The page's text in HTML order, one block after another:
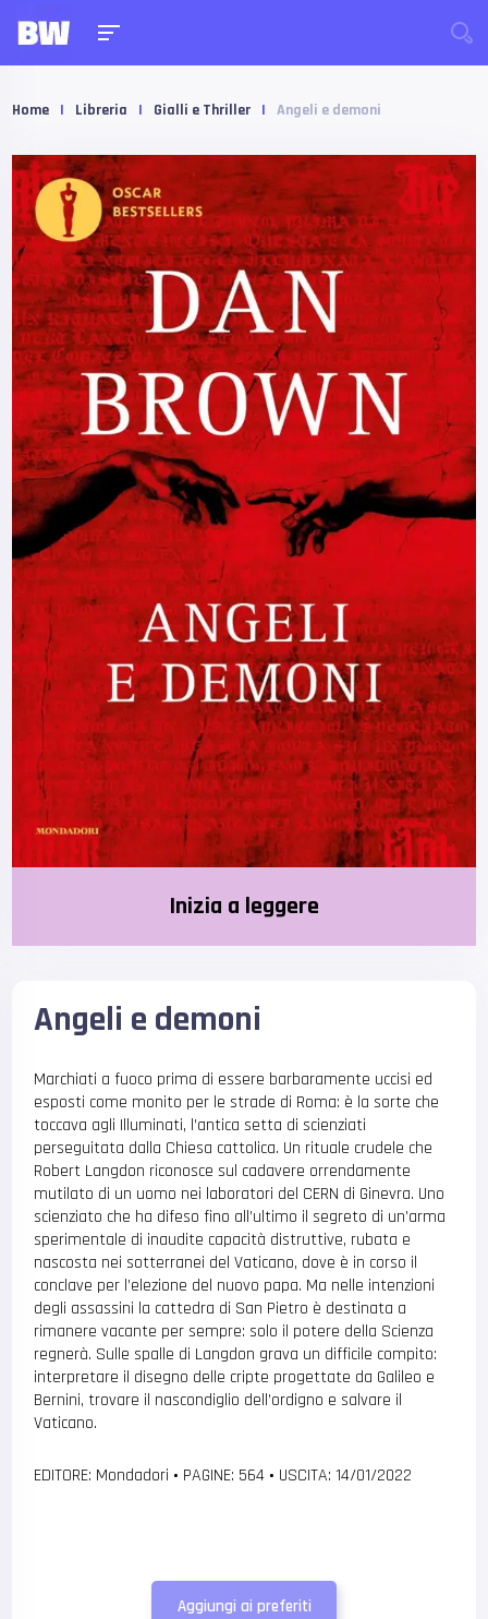
Home | Libreria | Gialli e Thriller | Angeli e demoni
Inizia a leggere
Angeli e demoni
Marchiati a fuoco prima di essere barbaramente uccisi ed
esposti come monito per le strade di Roma: è la sorte che
toccava agli Illuminati, l’antica setta di scienziati
perseguitata dalla Chiesa cattolica. Un rituale crudele che
Robert Langdon riconosce sul cadavere orrendamente
mutilato di un uomo nei laboratori del CERN di Ginevra. Uno
scienziato che ha difeso fino all’ultimo il segreto di un’arma
sperimentale di inaudite capacità distruttive, rubata e
nascosta nei sotterranei del Vaticano, dove è in corso il
conclave per l’elezione del nuovo papa. Ma nelle intenzioni
degli assassini la cattedra di San Pietro è destinata a
rimanere vacante per sempre: solo il potere della Scienza
regnerà. Sulle spalle di Langdon grava un difficile compito:
interpretare il disegno delle cripte progettate da Galileo e
Bernini, trovare il nascondiglio dell’ordigno e salvare il
Vaticano.
EDITORE: Mondadori • PAGINE: 564 • USCITA: 14/01/2022
Aggiungi ai preferiti